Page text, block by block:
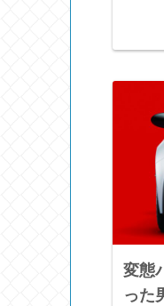
変態
った